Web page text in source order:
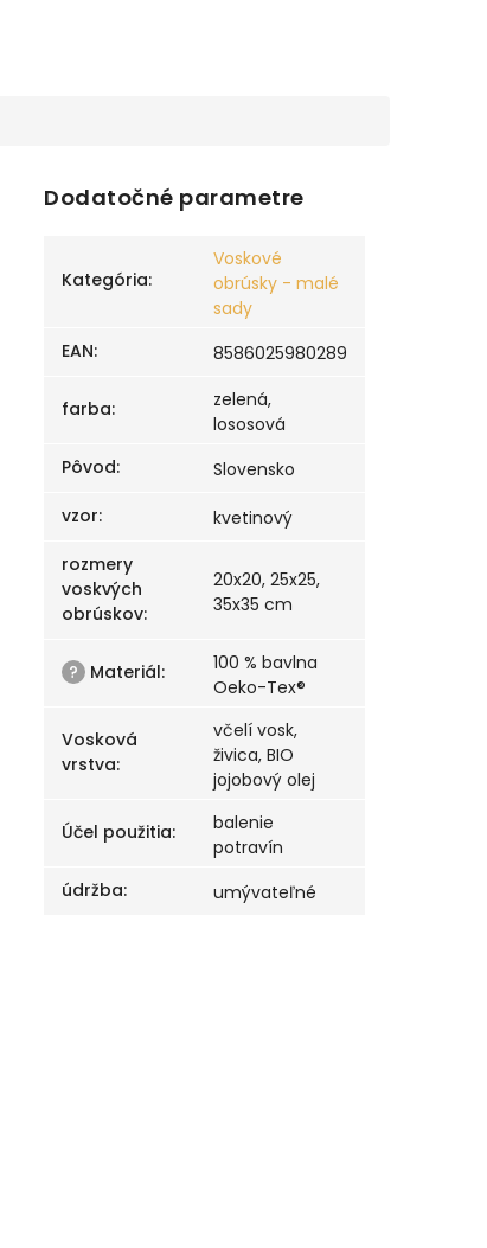
Dodatočné parametre
Kategória:
Voskové
obrúsky - malé
sady
EAN: 8586025980289
farba:
zelená,
lososová
Pôvod:
Slovensko
vzor:
kvetinový
rozmery
voskvých
obrúskov:
20x20, 25x25,
35x35 cm
? Materiál:
100 % bavlna
Oeko-Tex®
Vosková
vrstva:
včelí vosk,
živica, BIO
jojobový olej
Účel použitia:
balenie
potravín
údržba: umývateľné